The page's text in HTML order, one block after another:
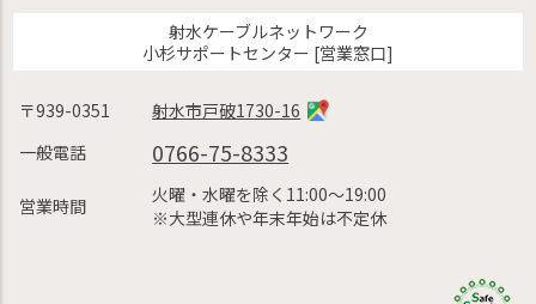
射水ケーブルネットワーク
小杉サポートセンター [営業窓口]
〒939-0351
射水市戸破1730-16
一般電話
0766-75-8333
営業時間
火曜・水曜を除く11:00〜19:00
※大型連休や年末年始は不定休